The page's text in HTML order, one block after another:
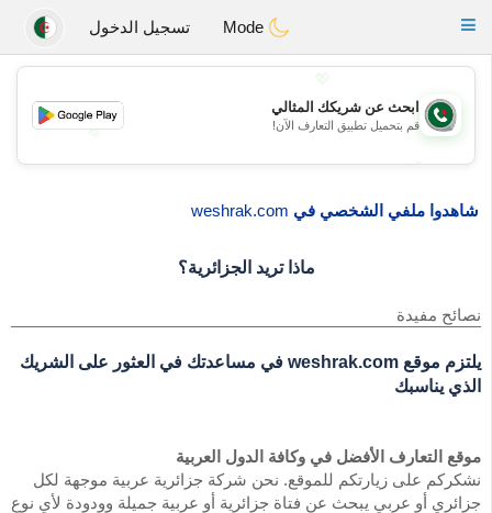
Weshrak
Toggle
تسجيل الدخول
💖
💕
ابحث عن شريكك المثالي
قم بتحميل تطبيق التعارف الآن!
شاهدوا ملفي الشخصي في
ماذا تريد الجزائرية؟
نصائح مفيدة
يلتزم موقع weshrak.com في مساعدتك في العثور على الشريك
الذي يناسبك
موقع التعارف الأفضل في وكافة الدول العربية
نشكركم على زيارتكم للموقع. نحن شركة جزائرية عربية موجهة لكل
جزائري أو عربي يبحث عن فتاة جزائرية أو عربية جميلة وودودة لأي نوع